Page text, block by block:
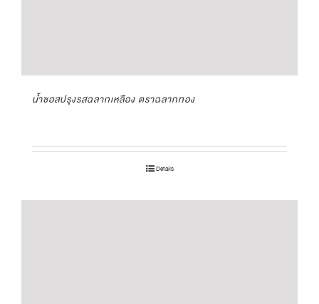
น้ำซอสปรุงรสฉลากเหลือง ตราฉลากทอง
Details